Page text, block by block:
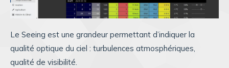
Le Seeing est une grandeur permettant d’indiquer la
qualité optique du ciel : turbulences atmosphériques,
qualité de visibilité.